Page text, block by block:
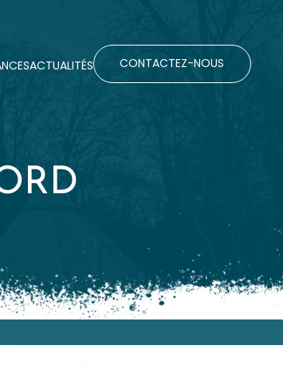
ACTUALITÉS CONTACTEZ-NOUS